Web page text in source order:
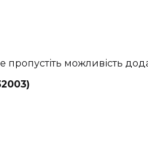
можливість